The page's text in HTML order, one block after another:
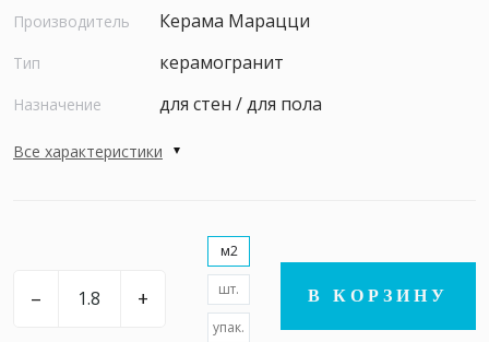
Производитель Керама Марацци
Тип керамогранит
Назначение для стен / для пола
Все характеристики
– +
м2
шт.
упак.
В КОРЗИНУ